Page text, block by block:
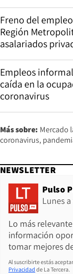
Freno del
Región
asalariados
Empleos
caída en la
coronavirus
Más sobre: Mercado
coronavirus
NEWSLETTER
Pulso
Lunes a
Lo más
información
tomar mejores
Al suscribirte estás
Privacidad de La Tercera.